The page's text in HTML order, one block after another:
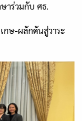
าร่วมกับ ศธ.
กษ-ผลักดันสู่วาระ